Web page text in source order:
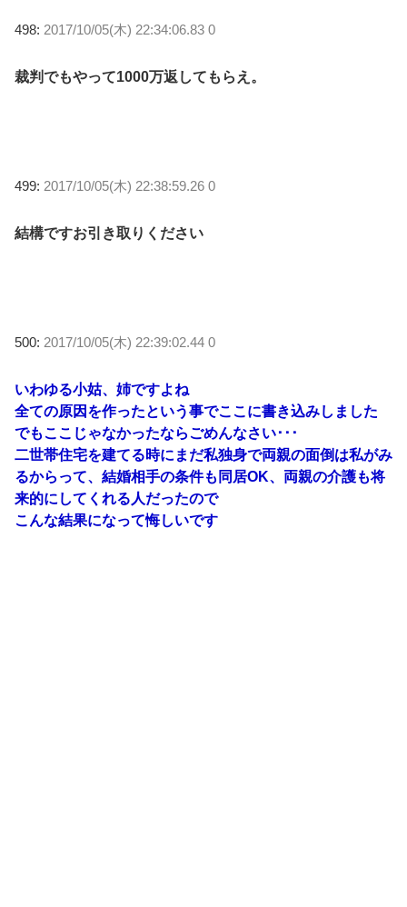
498: 2017/10/05(木) 22:34:06.83 0
裁判でもやって1000万返してもらえ。
499: 2017/10/05(木) 22:38:59.26 0
結構ですお引き取りください
500: 2017/10/05(木) 22:39:02.44 0
いわゆる小姑、姉ですよね
全ての原因を作ったという事でここに書き込みしました
でもここじゃなかったならごめんなさい･･･
二世帯住宅を建てる時にまだ私独身で両親の面倒は私がみ
るからって、結婚相手の条件も同居OK、両親の介護も将
来的にしてくれる人だったので
こんな結果になって悔しいです